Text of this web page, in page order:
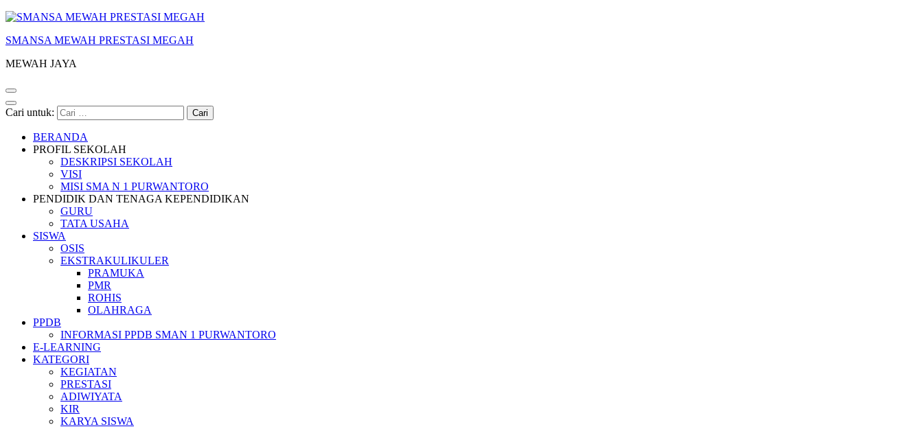
SMANSA MEWAH PRESTASI MEGAH
MEWAH JAYA
Cari untuk:
BERANDA
PROFIL SEKOLAH
DESKRIPSI SEKOLAH
VISI
MISI SMA N 1 PURWANTORO
PENDIDIK DAN TENAGA KEPENDIDIKAN
GURU
TATA USAHA
SISWA
OSIS
EKSTRAKULIKULER
PRAMUKA
PMR
ROHIS
OLAHRAGA
PPDB
INFORMASI PPDB SMAN 1 PURWANTORO
E-LEARNING
KATEGORI
KEGIATAN
PRESTASI
ADIWIYATA
KIR
KARYA SISWA